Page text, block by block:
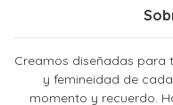
Creamos diseñadas para
y femineidad de
momento y recuerdo.